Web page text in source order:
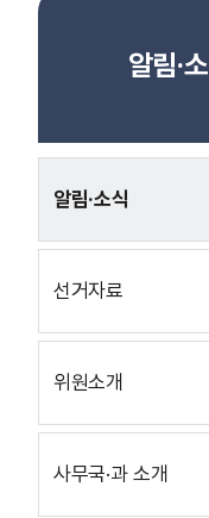
알림·
알림·소식
선거자료
위원소개
사무국·과 소개